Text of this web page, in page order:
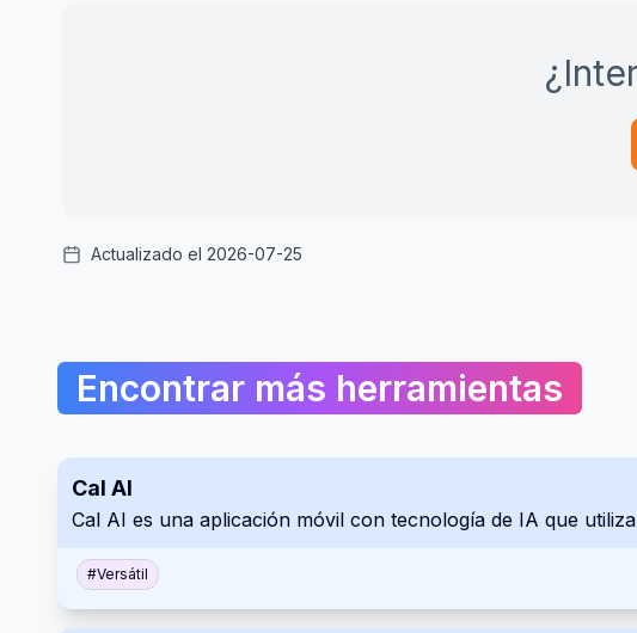
Actualizado el 2026-07-25
Encontrar más herramientas
Cal AI
Cal AI es una aplicación móvil con tecnología de IA que
#Versátil